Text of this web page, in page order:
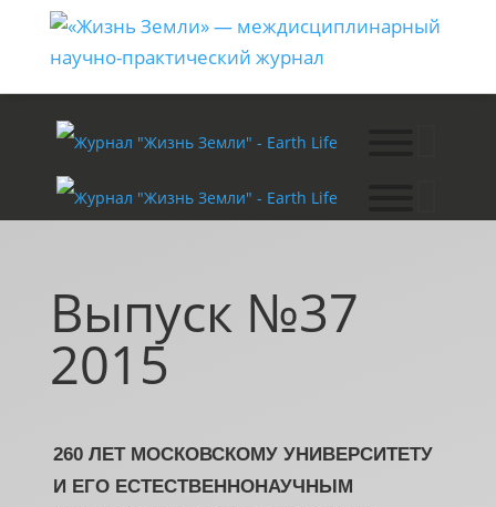
Выпуск №37
2015
260 ЛЕТ МОСКОВСКОМУ УНИВЕРСИТЕТУ
И ЕГО ЕСТЕСТВЕННОНАУЧНЫМ